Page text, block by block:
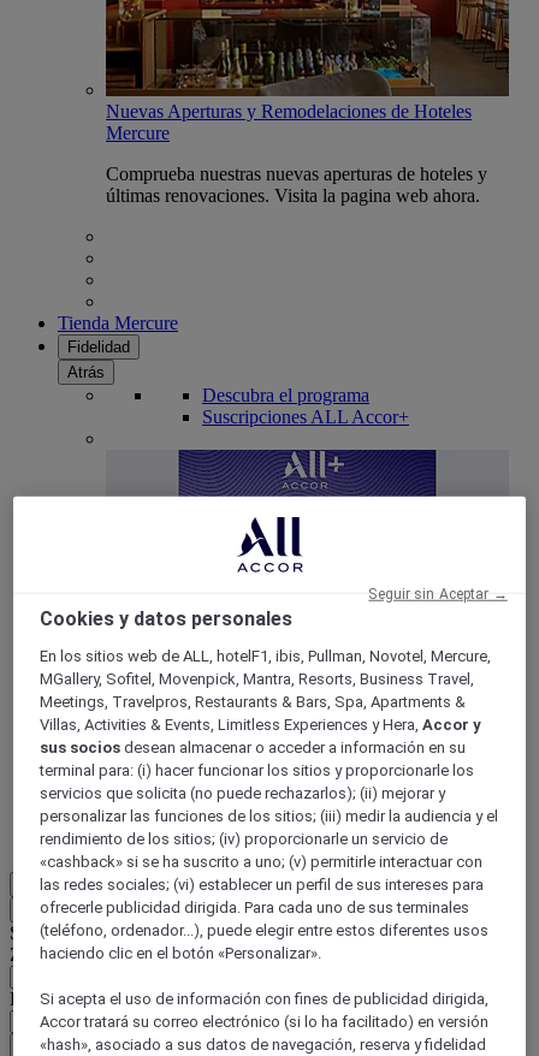
Nuevas Aperturas y Remodelaciones de Hoteles
Mercure
Comprueba nuestras nuevas aperturas de hoteles y
últimas renovaciones. Visita la pagina web ahora.
Tienda Mercure
Fidelidad
Atrás
Descubra el programa
Suscripciones ALL Accor+
ALL Accor+ Voyager
15% de descuent todo el añoen sus estancias en +30
marcas
ÚNETE YA
Más
Atrás
Seleccione su país e idioma a continuación
Zona geográfica
País / Región - Idioma
Confirmar mi país e idioma
Cookies y datos personales
En los sitios web de ALL, hotelF1, ibis, Pullman, Novotel, Mercure,
MGallery, Sofitel, Movenpick, Mantra, Resorts, Business Travel,
Meetings, Travelpros, Restaurants & Bars, Spa, Apartments &
Villas, Activities & Events, Limitless Experiences y Hera,Accor y
sus socios desean almacenar o acceder a información en su
terminal para: (i) hacer funcionar los sitios y proporcionarle los
servicios que solicita (no puede rechazarlos); (ii) mejorar y
personalizar las funciones de los sitios; (iii) medir la audiencia y el
rendimiento de los sitios; (iv) proporcionarle un servicio de
«cashback» si se ha suscrito a uno; (v) permitirle interactuar con
las redes sociales; (vi) establecer un perfil de sus intereses para
ofrecerle publicidad dirigida. Para cada uno de sus terminales
(teléfono, ordenador...), puede elegir entre estos diferentes usos
haciendo clic en el botón «Personalizar».
Si acepta el uso de información con fines de publicidad dirigida,
Accor tratará su correo electrónico (si lo ha facilitado) en versión
«hash», asociado a sus datos de navegación, reserva y fidelidad
Seguir sin Aceptar →